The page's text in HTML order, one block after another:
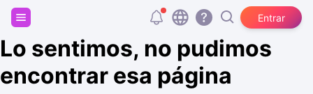
Entrar
Regístrate y consigue 20.000 tokens gratis
Lo sentimos, no pudimos
encontrar esa página